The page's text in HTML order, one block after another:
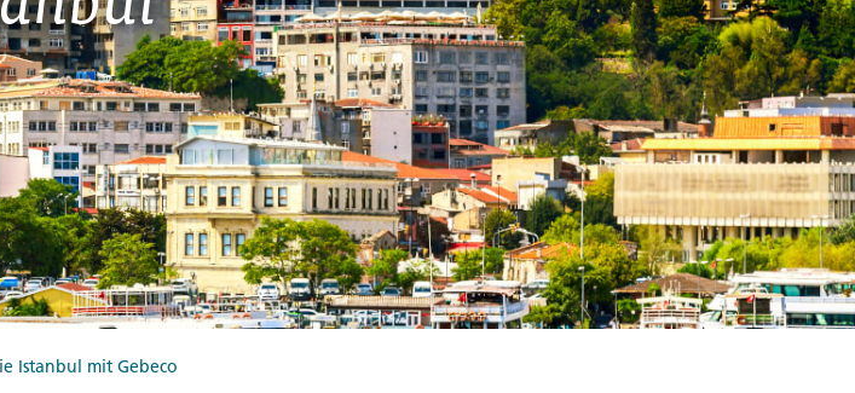
Montenegro
Zypern
Beratung+49 (0) 431 5446-0 Reisefinder öffnen
Beratung+49 (0) 431 5446-0 Reisefinder öffnen
Beratung+49 (0) 431 5446-0 Reisefinder öffnen
Istanbul mit Gebeco